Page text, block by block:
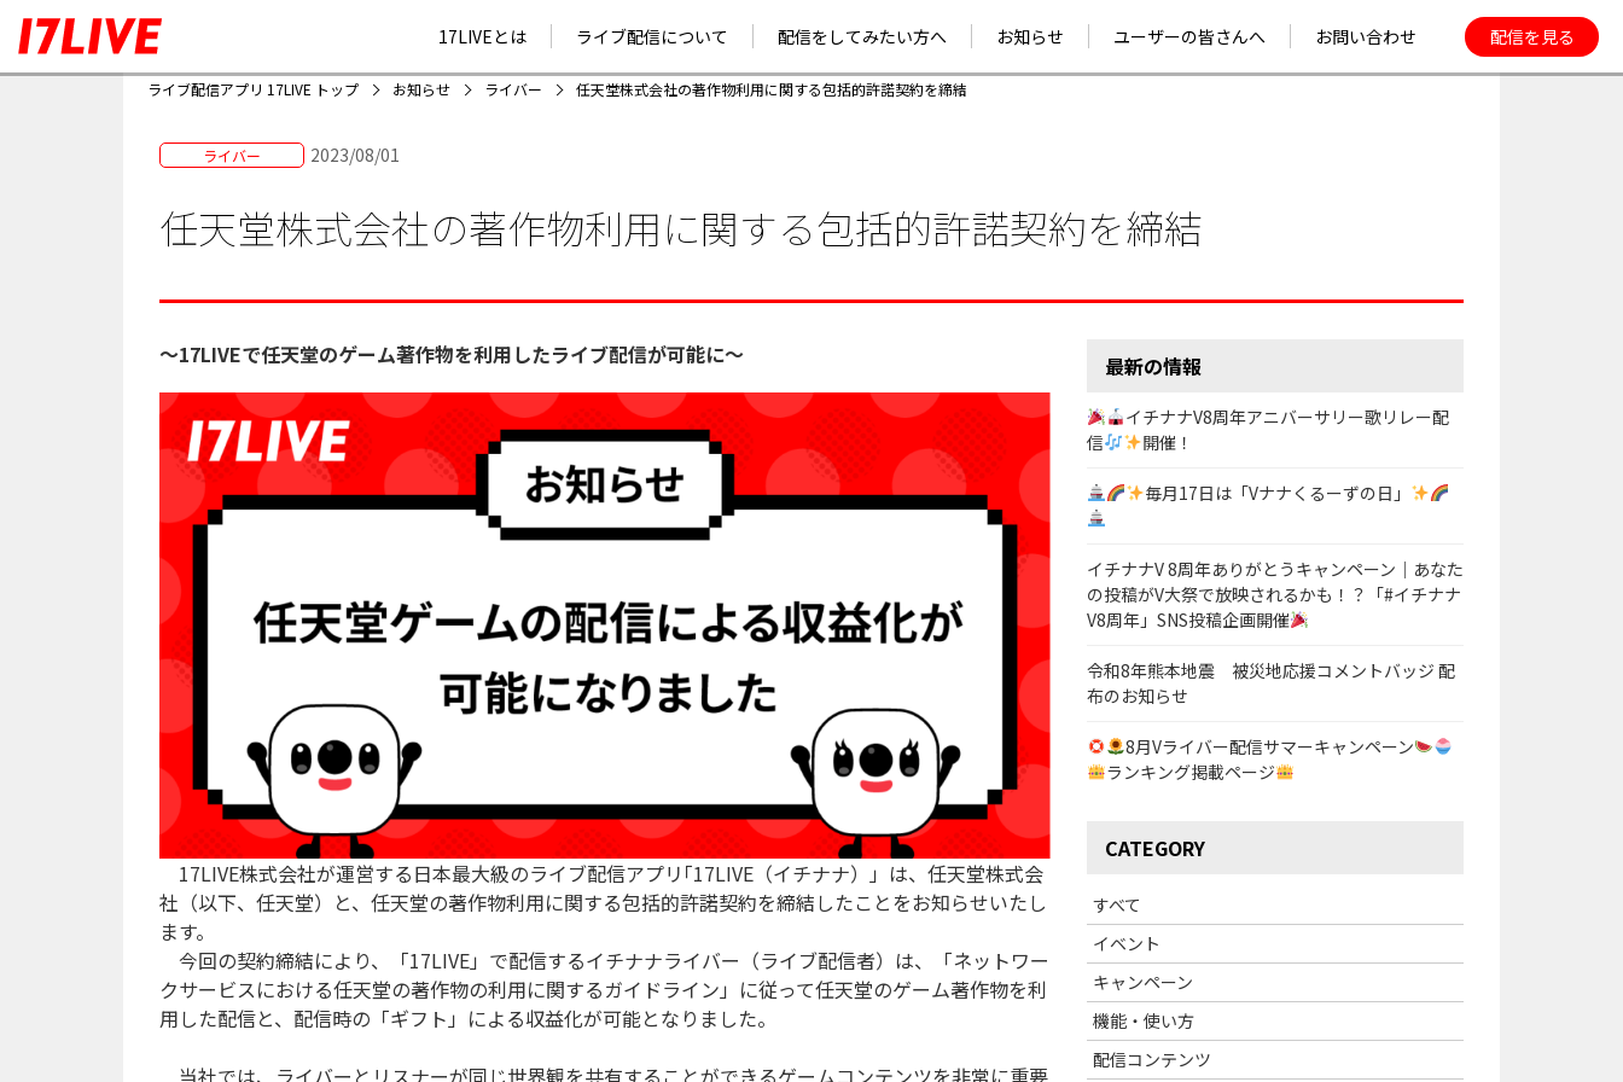
17LIVEとは ライブ配信について 配信をしてみたい方へ
お知らせ
ユーザーの皆さんへ
楽しむために
お問い合わせ 配信を見る
ライブ配信アプリ 17LIVE トップ お知らせ ライバー 任天堂株式会社の著作物利用に関する包括的許諾契約を締結
ライバー 2023/08/01
任天堂株式会社の著作物利用に関する包括的許諾契約を締結
〜17LIVEで任天堂のゲーム著作物を利用したライブ配信が可能に〜
17LIVE株式会社が運営する日本最大級のライブ配信アプリ｢17LIVE（イチナナ）」は、任天堂株式会
社（以下、任天堂）と、任天堂の著作物利用に関する包括的許諾契約を締結したことをお知らせいたし
ます。
今回の契約締結により、「17LIVE」で配信するイチナナライバー（ライブ配信者）は、「ネットワー
クサービスにおける任天堂の著作物の利用に関するガイドライン」に従って任天堂のゲーム著作物を利
用した配信と、配信時の「ギフト」による収益化が可能となりました。
最新の情報
イチナナV8周年アニバーサリー歌リレー配
信
開催！
毎月17日は「Vナナくるーずの日」
イチナナV 8周年ありがとうキャンペーン｜あなた
の投稿がV大祭で放映されるかも！？「#イチナナ
V8周年」SNS投稿企画開催
令和8年熊本地震 被災地応援コメントバッジ 配
布のお知らせ
8月Vライバー配信サマーキャンペーン
ランキング掲載ページ
CATEGORY
すべて
イベント
キャンペーン
機能・使い方
配信コンテンツ